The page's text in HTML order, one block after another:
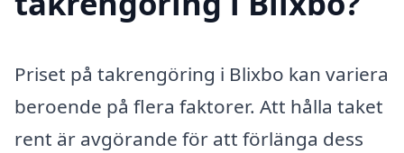
Priset på takrengöring i Blixbo kan variera
beroende på flera faktorer. Att hålla taket
rent är avgörande för att förlänga dess